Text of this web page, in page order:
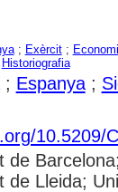
; Exèrcit;
Historiografia
; Espanya;
10.5209/
de
de Lleida;